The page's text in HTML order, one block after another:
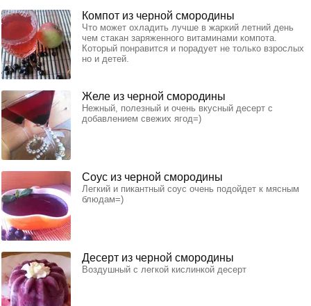
Компот из черной смородины
Что может охладить лучше в жаркий летний день
чем стакан заряженного витаминами компота.
Который понравится и порадует не только взрослых
но и детей.
Желе из черной смородины
Нежный, полезный и очень вкусный десерт с
добавлением свежих ягод=)
Соус из черной смородины
Легкий и пикантный соус очень подойдет к мясным
блюдам=)
Десерт из черной смородины
Воздушный с легкой кислинкой десерт